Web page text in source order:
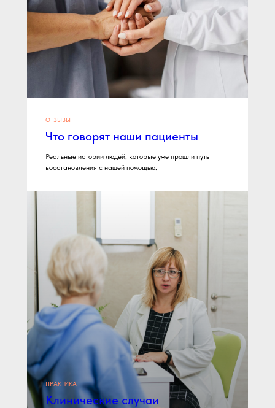
ОТЗЫВЫ
Что говорят наши пациенты
Реальные истории людей, которые уже прошли путь
восстановления с нашей помощью.
ПРАКТИКА
Клинические случаи